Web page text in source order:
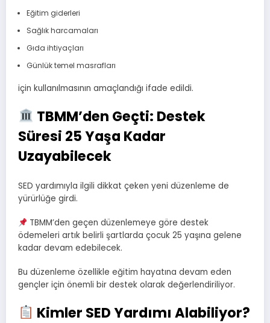
Eğitim giderleri
Sağlık harcamaları
Gıda ihtiyaçları
Günlük temel masrafları
için kullanılmasının amaçlandığı ifade edildi.
TBMM’den Geçti: Destek
Süresi 25 Yaşa Kadar
Uzayabilecek
SED yardımıyla ilgili dikkat çeken yeni düzenleme de
yürürlüğe girdi.
TBMM’den geçen düzenlemeye göre destek
ödemeleri artık belirli şartlarda çocuk 25 yaşına gelene
kadar devam edebilecek.
Bu düzenleme özellikle eğitim hayatına devam eden
gençler için önemli bir destek olarak değerlendiriliyor.
Kimler SED Yardımı Alabiliyor?